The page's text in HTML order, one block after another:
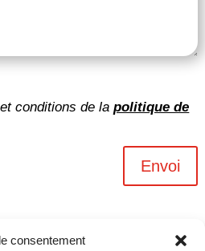
consentement
conditions de lapolitique de
Envoi